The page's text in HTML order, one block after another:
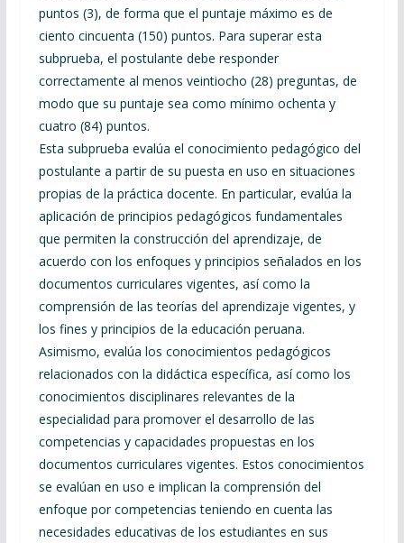
puntos (3), de forma que el puntaje máximo es de
ciento cincuenta (150) puntos. Para superar esta
subprueba, el postulante debe responder
correctamente al menos veintiocho (28) preguntas, de
modo que su puntaje sea como mínimo ochenta y
cuatro (84) puntos.
Esta subprueba evalúa el conocimiento pedagógico del
postulante a partir de su puesta en uso en situaciones
propias de la práctica docente. En particular, evalúa la
aplicación de principios pedagógicos fundamentales
que permiten la construcción del aprendizaje, de
acuerdo con los enfoques y principios señalados en los
documentos curriculares vigentes, así como la
comprensión de las teorías del aprendizaje vigentes, y
los fines y principios de la educación peruana.
Asimismo, evalúa los conocimientos pedagógicos
relacionados con la didáctica específica, así como los
conocimientos disciplinares relevantes de la
especialidad para promover el desarrollo de las
competencias y capacidades propuestas en los
documentos curriculares vigentes. Estos conocimientos
se evalúan en uso e implican la comprensión del
enfoque por competencias teniendo en cuenta las
necesidades educativas de los estudiantes en sus